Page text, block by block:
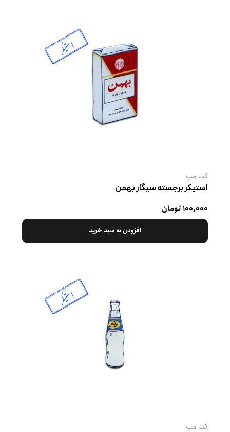
کت‌ مپ
استیکر برجسته سیگار بهمن
۱۰۰,۰۰۰ تومان
افزودن به سبد خرید
کت‌ مپ